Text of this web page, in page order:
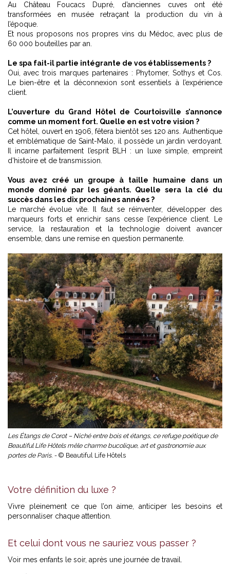
Au Château Foucacs Dupré, d’anciennes cuves ont été
transformées en musée retraçant la production du vin à
l’époque.
Et nous proposons nos propres vins du Médoc, avec plus de
60 000 bouteilles par an.
Le spa fait-il partie intégrante de vos établissements ?
Oui, avec trois marques partenaires : Phytomer, Sothys et Cos.
Le bien-être et la déconnexion sont essentiels à l’expérience
client.
L’ouverture du Grand Hôtel de Courtoisville s’annonce
comme un moment fort. Quelle en est votre vision ?
Cet hôtel, ouvert en 1906, fêtera bientôt ses 120 ans. Authentique
et emblématique de Saint-Malo, il possède un jardin verdoyant.
Il incarne parfaitement l’esprit BLH : un luxe simple, empreint
d’histoire et de transmission.
Vous avez créé un groupe à taille humaine dans un
monde dominé par les géants. Quelle sera la clé du
succès dans les dix prochaines années ?
Le marché évolue vite. Il faut se réinventer, développer des
marqueurs forts et enrichir sans cesse l’expérience client. Le
service, la restauration et la technologie doivent avancer
ensemble, dans une remise en question permanente.
Les Étangs de Corot – Niché entre bois et étangs, ce refuge poétique de
Beautiful Life Hôtels mêle charme bucolique, art et gastronomie aux
portes de Paris. - © Beautiful Life Hôtels
Votre définition du luxe ?
Vivre pleinement ce que l’on aime, anticiper les besoins et
personnaliser chaque attention.
Et celui dont vous ne sauriez vous passer ?
Voir mes enfants le soir, après une journée de travail.